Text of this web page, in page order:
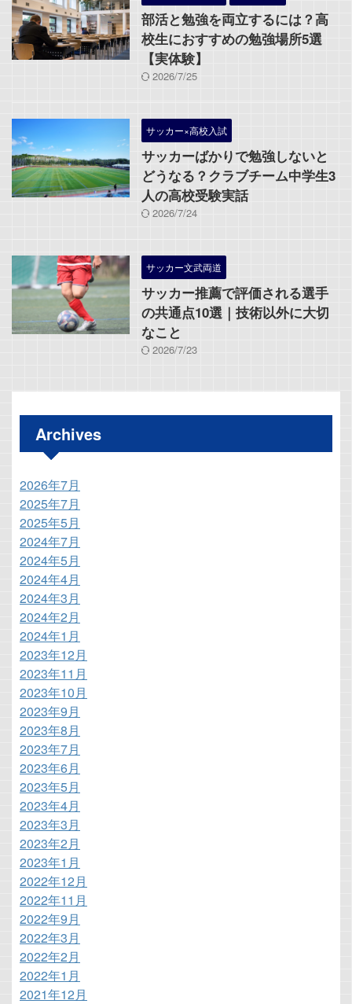
部活と勉強を両立するには？高
校生におすすめの勉強場所5選
【実体験】
2026/7/25
サッカー×高校入試
サッカーばかりで勉強しないと
どうなる？クラブチーム中学生3
人の高校受験実話
2026/7/24
サッカー文武両道
サッカー推薦で評価される選手
の共通点10選｜技術以外に大切
なこと
2026/7/23
Archives
2026年7月
2025年7月
2025年5月
2024年7月
2024年5月
2024年4月
2024年3月
2024年2月
2024年1月
2023年12月
2023年11月
2023年10月
2023年9月
2023年8月
2023年7月
2023年6月
2023年5月
2023年4月
2023年3月
2023年2月
2023年1月
2022年12月
2022年11月
2022年9月
2022年3月
2022年2月
2022年1月
2021年12月